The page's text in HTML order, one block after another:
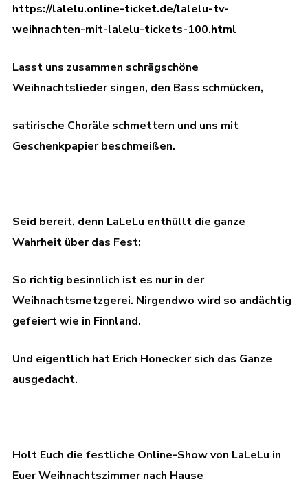
https://lalelu.online-ticket.de/lalelu-tv-
weihnachten-mit-lalelu-tickets-100.html
Lasst uns zusammen schrägschöne
Weihnachtslieder singen, den Bass schmücken,
satirische Choräle schmettern und uns mit
Geschenkpapier beschmeißen.
Seid bereit, denn LaLeLu enthüllt die ganze
Wahrheit über das Fest:
So richtig besinnlich ist es nur in der
Weihnachtsmetzgerei. Nirgendwo wird so andächtig
gefeiert wie in Finnland.
Und eigentlich hat Erich Honecker sich das Ganze
ausgedacht.
Holt Euch die festliche Online-Show von LaLeLu in
Euer Weihnachtszimmer nach Hause